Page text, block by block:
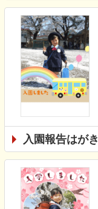
入園報告はがき